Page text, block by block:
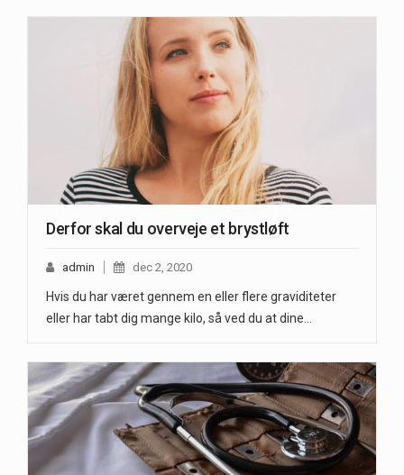
Derfor skal du overveje et brystløft
admin dec 2, 2020
Hvis du har været gennem en eller flere graviditeter
eller har tabt dig mange kilo, så ved du at dine…